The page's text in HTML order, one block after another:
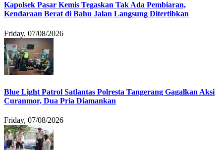
Kapolsek Pasar Kemis Tegaskan Tak Ada Pembiaran,
Kendaraan Berat di Bahu Jalan Langsung Ditertibkan
Friday, 07/08/2026
Blue Light Patrol Satlantas Polresta Tangerang Gagalkan Aksi
Curanmor, Dua Pria Diamankan
Friday, 07/08/2026